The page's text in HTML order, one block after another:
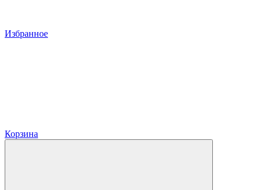
Избранное
Корзина